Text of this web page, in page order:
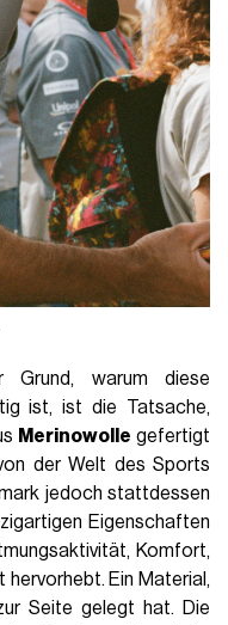
Grund, warum diese
ist, ist die Tatsache,
Merinowolle gefertigt
der Welt des Sports
jedoch stattdessen
Eigenschaften
Komfort,
hervorhebt. Ein Material,
Seite gelegt hat. Die